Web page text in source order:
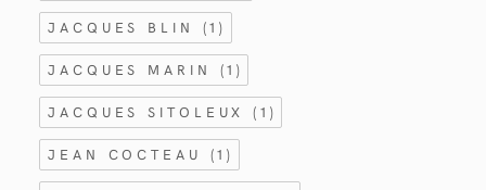
JACQUES BLIN (1)
JACQUES MARIN (1)
JACQUES SITOLEUX(1)
JEAN COCTEAU (1)